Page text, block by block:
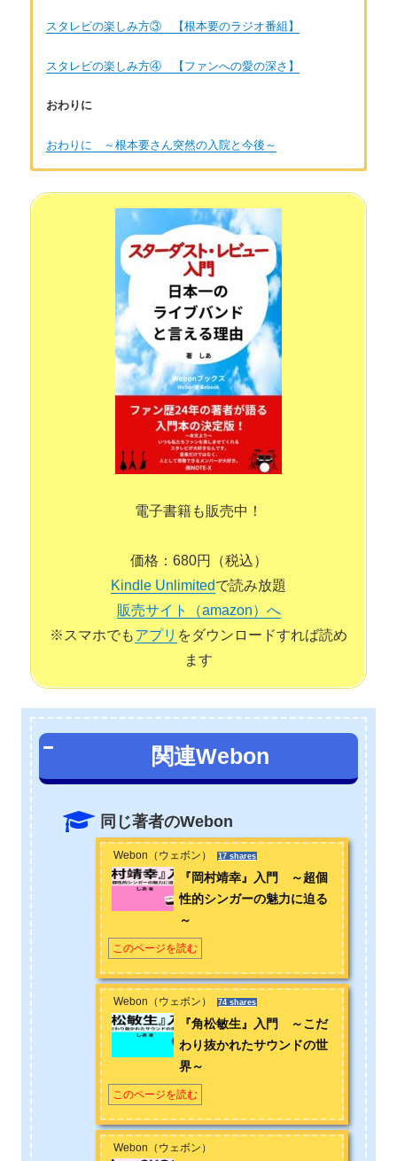
スタレビの楽しみ方③ 【根本要のラジオ番組】
スタレビの楽しみ方④ 【ファンへの愛の深さ】
おわりに
おわりに ～根本要さん突然の入院と今後～
40代後半女性。音楽が大好きでJ-POP K-POP 洋楽 演歌歌
謡曲とさまざまな音楽を聴いています。ライブが大好きで今ま
で行ったライブは数百本。全部チケットの半券をとっているの
でとても大切な想い出です。音楽はとても生活を豊かにしてく
れるもの。私の好きなアーティストの魅力を知っていただけれ
ば、と思います。お問い合わせは こちらから
電子書籍も販売中！
価格：680円（税込）
Kindle Unlimitedで読み放題
販売サイト（amazon）へ
※スマホでもアプリ をダウンロードすれば読め
ます
関連Webon
同じ著者のWebon
Webon（ウェボン） 17 shares
『岡村靖幸』入門 ～超個
性的シンガーの魅力に迫る
～
このページを読む
Webon（ウェボン） 74 shares
『角松敏生』入門 ～こだ
わり抜かれたサウンドの世
界～
このページを読む
Webon（ウェボン）